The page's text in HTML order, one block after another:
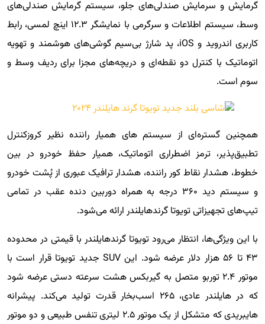
گرمایش و سرمایش صندلی‌های جلو، سیستم گرمایش صندلی‌های
وسط، سیستم اطلاعات و سرگرمی با نمایشگر ۱۲.۳ اینچ لمسی، رابط
کاربری اندروید و iOS، پد شارژ بی‌سیم گوشی‌های هوشمند و تهویه
اتوماتیک با کنترل دو نقطه‌ای و دریچه‌های مجزا برای ردیف وسط و
سوم است.
همچنین گستره‌ای از سیستم های همیار راننده نظیر کروزکنترل
تطبیق‌پذیر، ترمز اضطراری اتوماتیک، همیار حفظ خودرو در بین
خطوط، هشدار نقاط کور راننده، هشدار ترافیک عبوری از پُشت خودرو
و سیستم دید ۳۶۰ درجه به همراه دوربین دنده عقب در تمامی
تیپ‌های تجهیزاتی تویوتا گرندهایلندر ارائه می‌شود.
با این ویژگی‌ها، انتظار می‌رود تویوتا گرندهایلندر با قیمتی در محدوده
۴۳ تا ۵۶ هزار دلار عرضه شود. این SUV جدید تویوتا قرار است با
موتور ۲.۴ توربو متصل به گیربکس هشت سرعته دستی عرضه شود
که در هایلندر عادی، ۲۶۵ اسب‌بخار قدرت تولید می‌کند. پیشرانه
هایبریدی که متشکل از یک موتور ۲.۵ لیتری تنفس طبیعی و دو موتور